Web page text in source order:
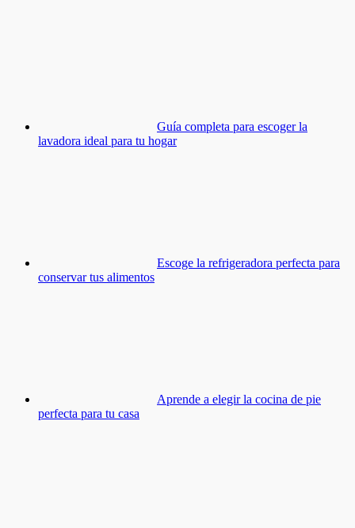
Guía completa para escoger la
lavadora ideal para tu hogar
Escoge la refrigeradora perfecta para
conservar tus alimentos
Aprende a elegir la cocina de pie
perfecta para tu casa